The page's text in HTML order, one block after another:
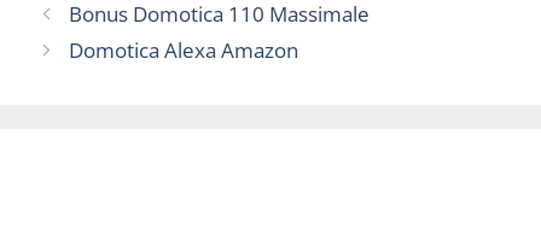
Bonus Domotica 110 Massimale
Domotica Alexa Amazon